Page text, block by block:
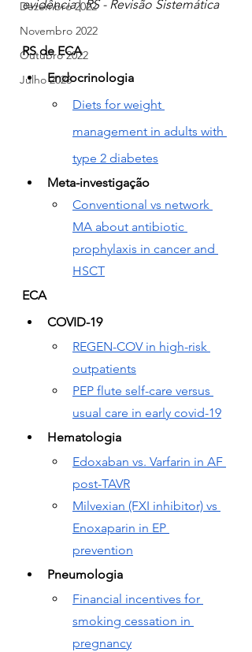
Dezembro 2022
Novembro 2022
Outubro 2022
Julho 2026
evidência | RS - Revisão Sistemática
RS de ECA
Endocrinologia
Diets for weight
management in adults with
type 2 diabetes
Meta-investigação
Conventional vs network
MA about antibiotic
prophylaxis in cancer and
HSCT
ECA
COVID-19
REGEN-COV in high-risk
outpatients
PEP flute self-care versus
usual care in early covid-19
Hematologia
Edoxaban vs. Varfarin in AF
post-TAVR
Milvexian (FXI inhibitor) vs
Enoxaparin in EP
prevention
Pneumologia
Financial incentives for
smoking cessation in
pregnancy